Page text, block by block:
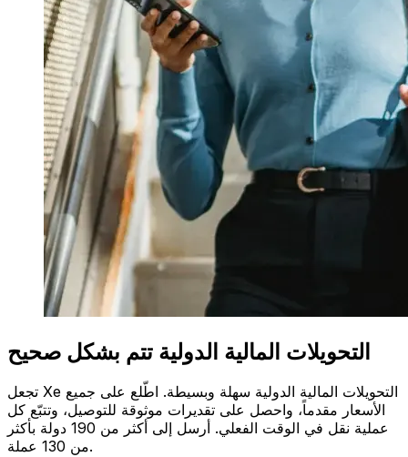
التحويلات المالية الدولية تتم بشكل صحيح
تجعل Xe التحويلات المالية الدولية سهلة وبسيطة. اطّلع على جميع
الأسعار مقدماً، واحصل على تقديرات موثوقة للتوصيل، وتتبّع كل
عملية نقل في الوقت الفعلي. أرسل إلى أكثر من 190 دولة بأكثر
من 130 عملة.